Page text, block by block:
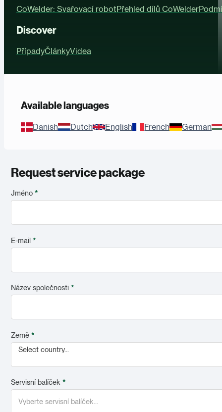
CoWelder: Svařovací robotPřehled dílů CoWelder
Discover
PřípadyČlánkyVidea
Available languages
Danish Dutch English French German
Request service package
Jméno *
E-mail *
Název společnosti *
Země *
Select country...
Servisní balíček *